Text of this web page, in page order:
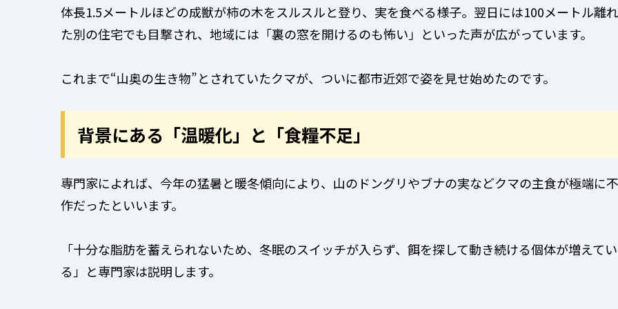
体長1.5メートルほどの成獣が柿の木をスルスルと登り、実を食べる様子。翌日には100メートル離れ
た別の住宅でも目撃され、地域には「裏の窓を開けるのも怖い」といった声が広がっています。
これまで“山奥の生き物”とされていたクマが、ついに都市近郊で姿を見せ始めたのです。
背景にある「温暖化」と「食糧不足」
専門家によれば、今年の猛暑と暖冬傾向により、山のドングリやブナの実などクマの主食が極端に不
作だったといいます。
「十分な脂肪を蓄えられないため、冬眠のスイッチが入らず、餌を探して動き続ける個体が増えてい
る」と専門家は説明します。